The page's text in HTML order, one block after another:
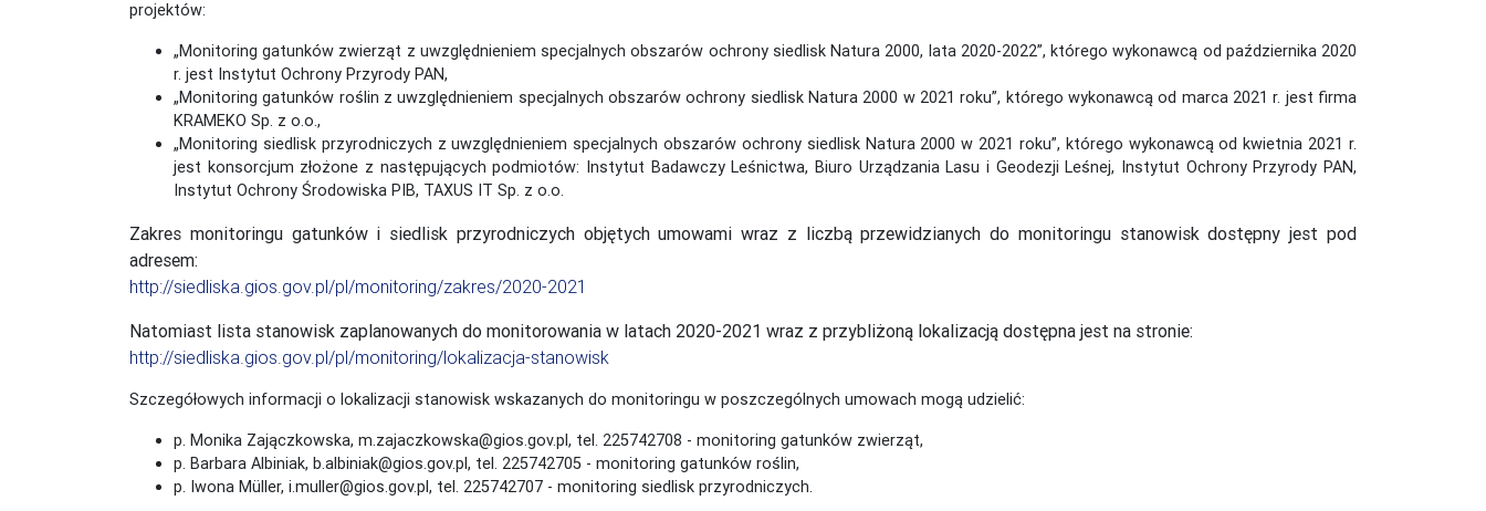
projektów:
„Monitoring gatunków zwierząt z uwzględnieniem specjalnych obszarów ochrony siedlisk Natura 2000, lata 2020-2022”, którego wykonawcą od października 2020
r. jest Instytut Ochrony Przyrody PAN,
„Monitoring gatunków roślin z uwzględnieniem specjalnych obszarów ochrony siedlisk Natura 2000 w 2021 roku”, którego wykonawcą od marca 2021 r. jest firma
KRAMEKO Sp. z o.o.,
„Monitoring siedlisk przyrodniczych z uwzględnieniem specjalnych obszarów ochrony siedlisk Natura 2000 w 2021 roku”, którego wykonawcą od kwietnia 2021 r.
jest konsorcjum złożone z następujących podmiotów: Instytut Badawczy Leśnictwa, Biuro Urządzania Lasu i Geodezji Leśnej, Instytut Ochrony Przyrody PAN,
Instytut Ochrony Środowiska PIB, TAXUS IT Sp. z o.o.
Zakres monitoringu gatunków i siedlisk przyrodniczych objętych umowami wraz z liczbą przewidzianych do monitoringu stanowisk dostępny jest pod
adresem:
http://siedliska.gios.gov.pl/pl/monitoring/zakres/2020-2021
Natomiast lista stanowisk zaplanowanych do monitorowania w latach 2020-2021 wraz z przybliżoną lokalizacją dostępna jest na stronie:
http://siedliska.gios.gov.pl/pl/monitoring/lokalizacja-stanowisk
Szczegółowych informacji o lokalizacji stanowisk wskazanych do monitoringu w poszczególnych umowach mogą udzielić:
p. Monika Zajączkowska, m.zajaczkowska@gios.gov.pl, tel. 225742708 - monitoring gatunków zwierząt,
p. Barbara Albiniak, b.albiniak@gios.gov.pl, tel. 225742705 - monitoring gatunków roślin,
p. Iwona Müller, i.muller@gios.gov.pl, tel. 225742707 - monitoring siedlisk przyrodniczych.